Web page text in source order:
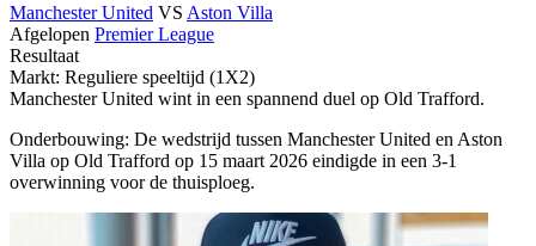
Manchester United VS Aston Villa
Afgelopen Premier League
Resultaat
Markt: Reguliere speeltijd (1X2)
Manchester United wint in een spannend duel op Old Trafford.
Onderbouwing: De wedstrijd tussen Manchester United en Aston
Villa op Old Trafford op 15 maart 2026 eindigde in een 3-1
overwinning voor de thuisploeg.